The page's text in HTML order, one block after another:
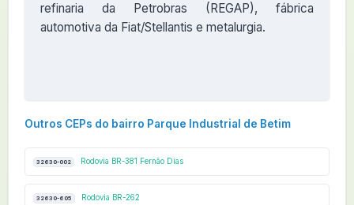
refinaria da Petrobras (REGAP), fábrica
automotiva da Fiat/Stellantis e metalurgia.
Outros CEPs do bairro Parque Industrial de Betim
32630-002 Rodovia BR-381 Fernão Dias
32630-605 Rodovia BR-262